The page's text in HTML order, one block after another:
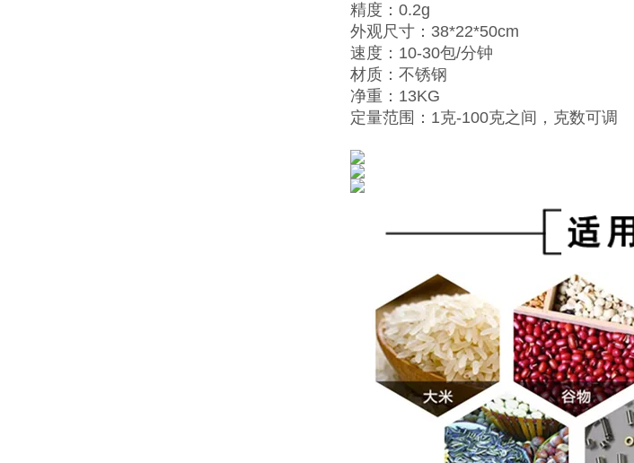
精度：0.2g
外观尺寸：38*22*50cm
速度：10-30包/分钟
材质：不锈钢
净重：13KG
定量范围：1克-100克之间，克数可调